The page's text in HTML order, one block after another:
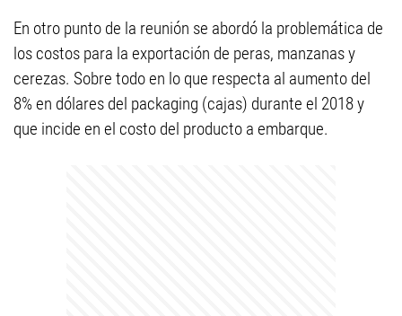
En otro punto de la reunión se abordó la problemática de
los costos para la exportación de peras, manzanas y
cerezas. Sobre todo en lo que respecta al aumento del
8% en dólares del packaging (cajas) durante el 2018 y
que incide en el costo del producto a embarque.